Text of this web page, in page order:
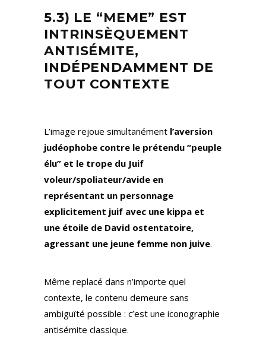
5.3) LE “MEME” EST
INTRINSÈQUEMENT
ANTISÉMITE,
INDÉPENDAMMENT DE
TOUT CONTEXTE
L’image rejoue simultanément l’aversion
judéophobe contre le prétendu “peuple
élu” et le trope du Juif
voleur/spoliateur/avide en
représentant un personnage
explicitement juif avec une kippa et
une étoile de David ostentatoire,
agressant une jeune femme non juive.
Même replacé dans n’importe quel
contexte, le contenu demeure sans
ambiguïté possible : c’est une iconographie
antisémite classique.